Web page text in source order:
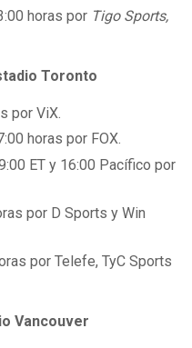
horas por Tigo Sports,
Toronto
por ViX.
horas por FOX.
ET y 16:00 Pacífico por
por D Sports y Win
por Telefe, TyC Sports
Vancouver